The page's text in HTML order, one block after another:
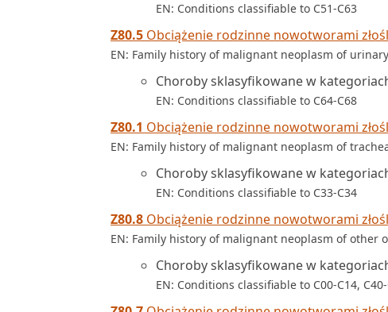
EN: Conditions classifiable to C51-C63
Z80.5 Obciążenie rodzinne nowotworami
EN: Family history of malignant neoplasm of
Choroby sklasyfikowane w
EN: Conditions classifiable to C64-C68
Z80.1 Obciążenie rodzinne nowotworami
EN: Family history of malignant neoplasm of
Choroby sklasyfikowane w
EN: Conditions classifiable to C33-C34
Z80.8 Obciążenie rodzinne nowotworami
EN: Family history of malignant neoplasm of other
Choroby sklasyfikowane w kategoriach
EN: Conditions classifiable to C00-C14,